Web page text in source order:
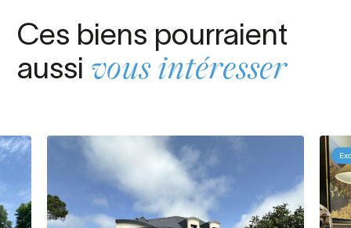
Ces biens pourraient
aussi vous intéresser